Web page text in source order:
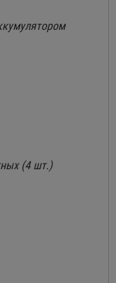
(4 шт.)